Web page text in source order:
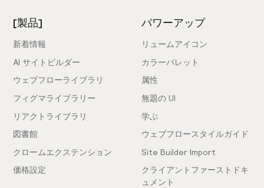
[製品]
新着情報
AI サイトビルダー
ウェブフローライブラリ
フィグマライブラリー
リアクトライブラリ
図書館
クロームエクステンション
価格設定
パワーアップ
リュームアイコン
カラーパレット
属性
無題の UI
学ぶ
ウェブフロースタイルガイド
Site Builder Import
クライアントファーストドキ
ュメント